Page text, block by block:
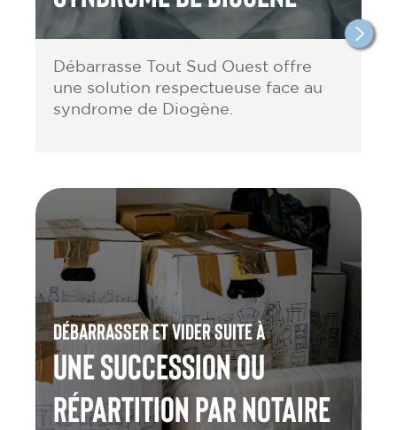
Débarrasse Tout Sud Ouest offre
une solution respectueuse face au
syndrome de Diogène.
Débarrasser et vider suite à
une Succession ou
répartition par notaire